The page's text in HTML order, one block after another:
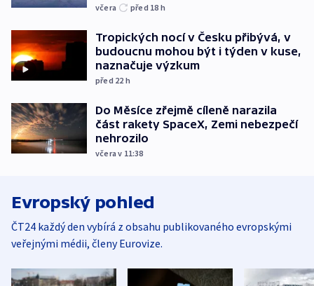
včera před 18 h
Tropických nocí v Česku přibývá, v
budoucnu mohou být i týden v kuse,
naznačuje výzkum
před 22 h
Do Měsíce zřejmě cíleně narazila
část rakety SpaceX, Zemi nebezpečí
nehrozilo
včera v 11:38
Evropský pohled
ČT24 každý den vybírá z obsahu publikovaného evropskými
veřejnými médii, členy Eurovize.